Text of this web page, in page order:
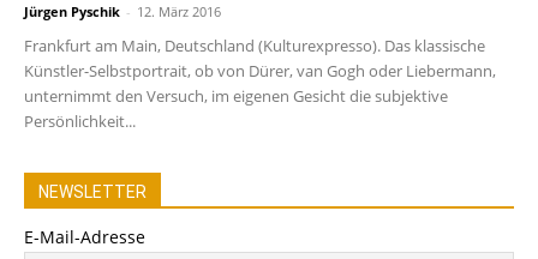
Jürgen Pyschik - 12. März 2016
Frankfurt am Main, Deutschland (Kulturexpresso). Das klassische
Künstler-Selbstportrait, ob von Dürer, van Gogh oder Liebermann,
unternimmt den Versuch, im eigenen Gesicht die subjektive
Persönlichkeit...
NEWSLETTER
E-Mail-Adresse